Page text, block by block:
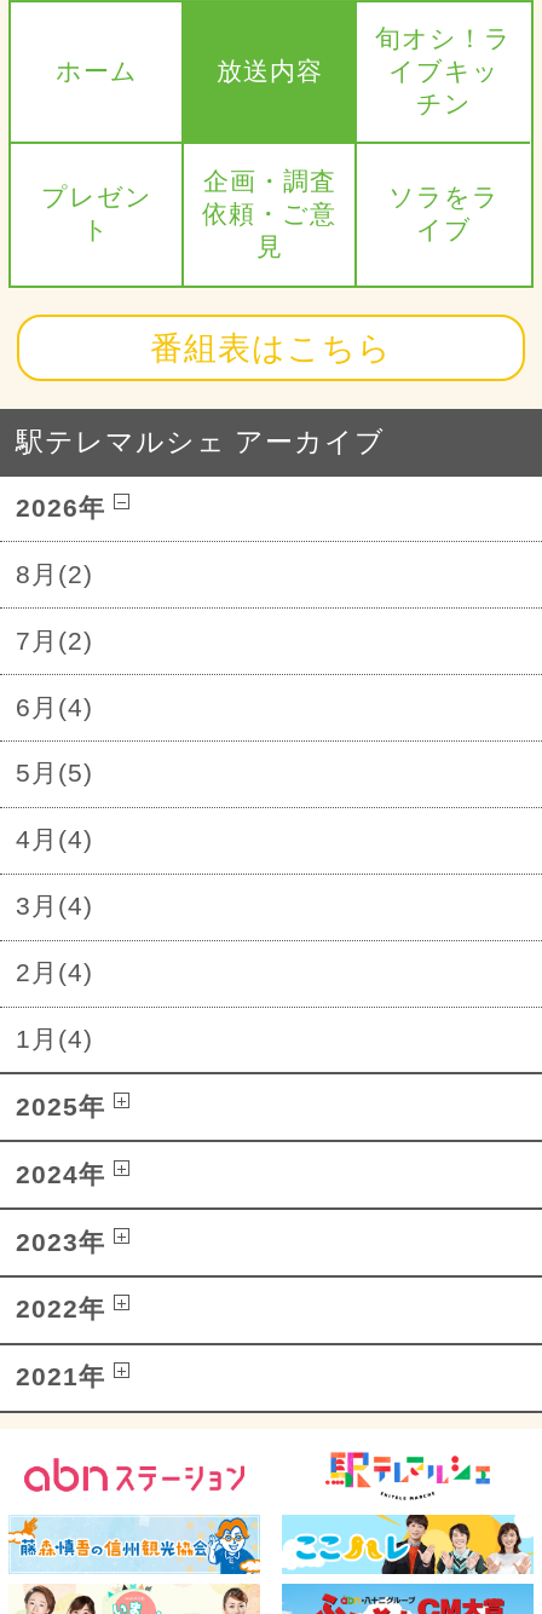
ホーム 放送内容
旬オシ！ラ
イブキッ
チン
プレゼン
ト
企画・調査
依頼・ご意
見
ソラをラ
イブ
番組表はこちら
駅テレマルシェ アーカイブ
2026年
8月(2)
7月(2)
6月(4)
5月(5)
4月(4)
3月(4)
2月(4)
1月(4)
2025年
2024年
2023年
2022年
2021年